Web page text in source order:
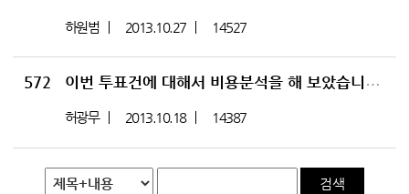
하원범 2013.10.27 14527
572 이번 투표건에 대해서 비용분석을 해 보았습니다.
허광무 2013.10.18 14387
검색